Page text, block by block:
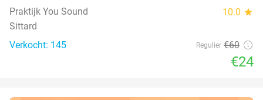
Praktijk You Sound 10.0 star
Sittard
Verkocht: 145
Regulier €60
€24